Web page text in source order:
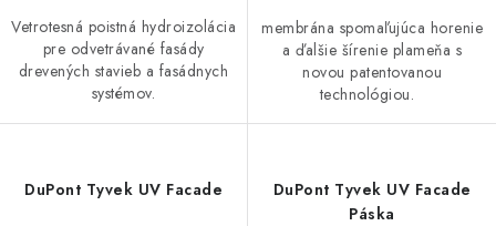
Vetrotesná poistná hydroizolácia
pre odvetrávané fasády
drevených stavieb a fasádnych
systémov.
membrána spomaľujúca horenie
a ďalšie šírenie plameňa s
novou patentovanou
technológiou.
DuPont Tyvek UV Facade
DuPont Tyvek UV Facade
Páska